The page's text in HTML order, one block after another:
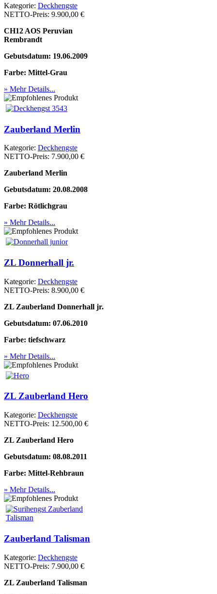
Kategorie: Deckhengste
NETTO-Preis: 9.900,00 €
CH12 AOS Peruvian
Rembrandt
Gebutsdatum: 19.06.2009
Farbe: Mittel-Grau
» Mehr Details...
Zauberland Merlin
Kategorie: Deckhengste
NETTO-Preis: 7.900,00 €
Zauberland Merlin
Gebutsdatum: 20.08.2008
Farbe: Rötlichgrau
» Mehr Details...
ZL Donnerhall jr.
Kategorie: Deckhengste
NETTO-Preis: 8.900,00 €
ZL Zauberland Donnerhall jr.
Gebutsdatum: 07.06.2010
Farbe: tiefschwarz
» Mehr Details...
ZL Zauberland Hero
Kategorie: Deckhengste
NETTO-Preis: 12.500,00 €
ZL Zauberland Hero
Gebutsdatum: 08.08.2011
Farbe: Mittel-Rehbraun
» Mehr Details...
Zauberland Talisman
Kategorie: Deckhengste
NETTO-Preis: 7.900,00 €
ZL Zauberland Talisman